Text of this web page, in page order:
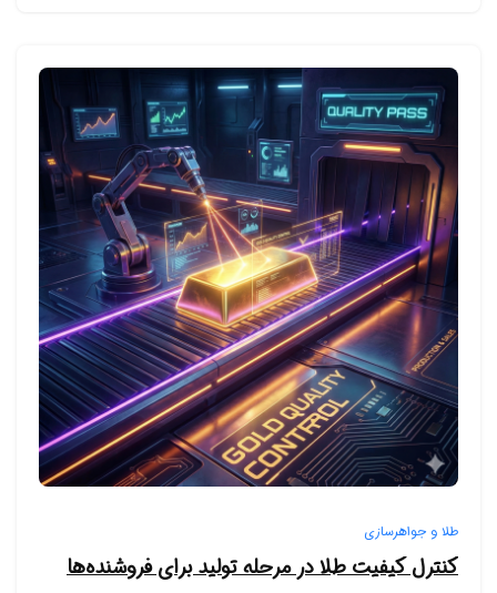
طلا و جواهرسازی
کنترل کیفیت طلا در مرحله تولید برای فروشنده‌ها